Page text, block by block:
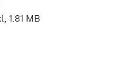
1.81 MB